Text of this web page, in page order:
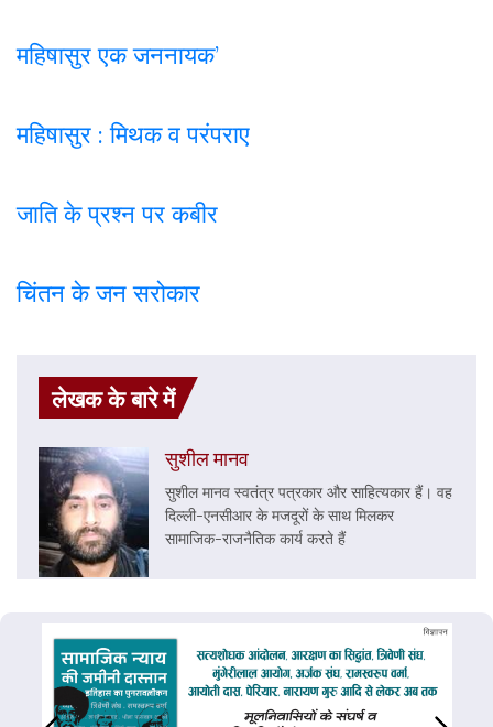
महिषासुर एक जननायक’
महिषासुर : मिथक व परंपराए
जाति के प्रश्न पर कबीर
चिंतन के जन सरोकार
लेखक के बारे में
सुशील मानव
सुशील मानव स्वतंत्र पत्रकार और साहित्यकार हैं। वह
दिल्ली-एनसीआर के मजदूरों के साथ मिलकर
सामाजिक-राजनैतिक कार्य करते हैं